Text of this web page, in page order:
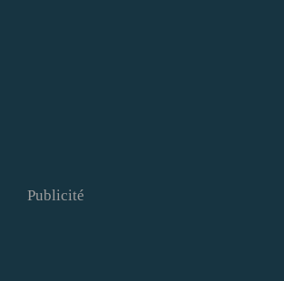
Publicité